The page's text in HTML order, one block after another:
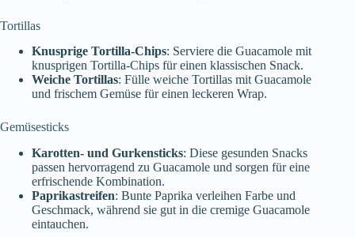
Tortillas
Knusprige Tortilla-Chips: Serviere die Guacamole mit
knusprigen Tortilla-Chips für einen klassischen Snack.
Weiche Tortillas: Fülle weiche Tortillas mit Guacamole
und frischem Gemüse für einen leckeren Wrap.
Gemüsesticks
Karotten- und Gurkensticks: Diese gesunden Snacks
passen hervorragend zu Guacamole und sorgen für eine
erfrischende Kombination.
Paprikastreifen: Bunte Paprika verleihen Farbe und
Geschmack, während sie gut in die cremige Guacamole
eintauchen.